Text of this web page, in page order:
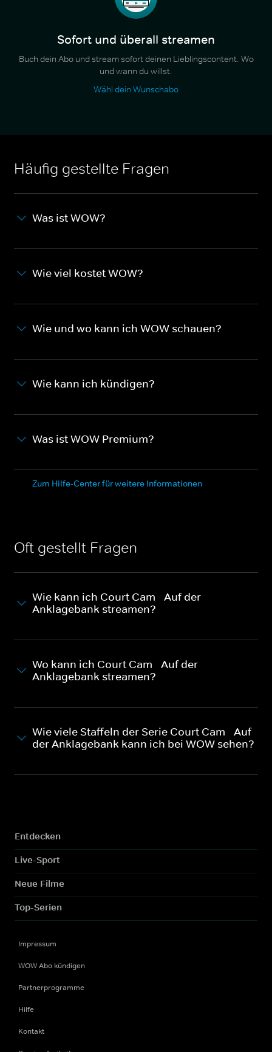
Sofort und überall streamen
Buch dein Abo und stream sofort deinen Lieblingscontent. Wo
und wann du willst.
Wähl dein Wunschabo
Häufig gestellte Fragen
Was ist WOW?
Wie viel kostet WOW?
Wie und wo kann ich WOW schauen?
Wie kann ich kündigen?
Was ist WOW Premium?
Zum Hilfe-Center für weitere Informationen
Oft gestellt Fragen
Wie kann ich Court Cam - Auf der
Anklagebank streamen?
Wo kann ich Court Cam - Auf der
Anklagebank streamen?
Wie viele Staffeln der Serie Court Cam - Auf
der Anklagebank kann ich bei WOW sehen?
Entdecken
Live-Sport
Neue Filme
Top-Serien
Impressum
WOW Abo kündigen
Partnerprogramme
Hilfe
Kontakt